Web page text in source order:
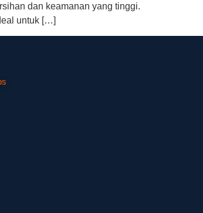
dan keamanan yang tinggi.
untuk […]